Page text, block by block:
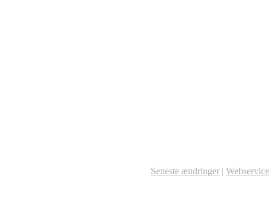
Seneste ændringer | Webservice